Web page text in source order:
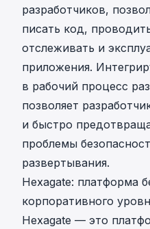
разработчиков,
писать код,
отслеживать и
приложения.
в рабочий процесс
позволяет
и быстро
проблемы
развертывания.
Hexagate: платформа
корпоративного
Hexagate — это